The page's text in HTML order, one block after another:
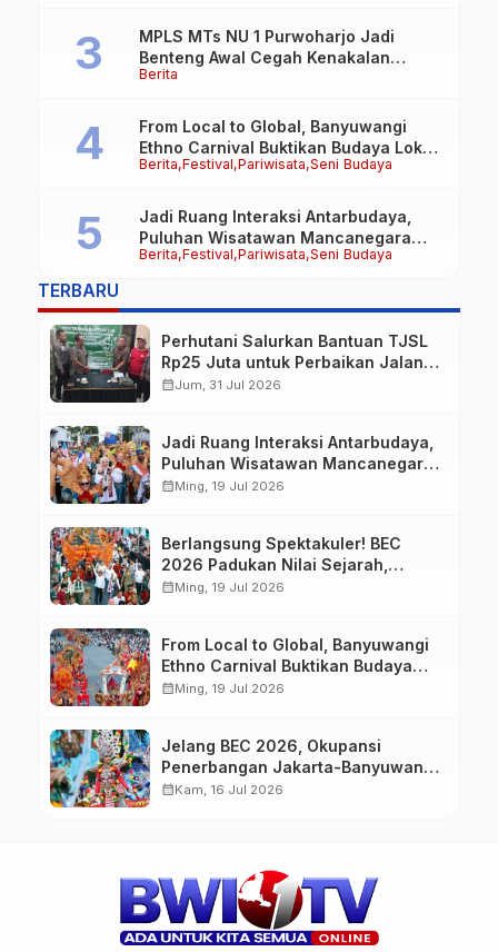
Berita
MPLS MTs NU 1 Purwoharjo Jadi
Benteng Awal Cegah Kenakalan
Remaja, Polsek Purwoharjo Tanamkan
Berita Festival Pariwisata Seni Budaya
From Local to Global, Banyuwangi
Ethno Carnival Buktikan Budaya Lokal
Mampu Mendunia
Berita Festival Pariwisata Seni Budaya
Jadi Ruang Interaksi Antarbudaya,
Puluhan Wisatawan Mancanegara
Meriahkan BEC 2026
TERBARU
Perhutani Salurkan Bantuan TJSL
Rp25 Juta untuk Perbaikan Jalan
Warga Sekitar Hutan di
calendar_monthJum, 31 Jul 2026
Jadi Ruang Interaksi Antarbudaya,
Puluhan Wisatawan Mancanegara
Meriahkan BEC 2026
calendar_monthMing, 19 Jul 2026
Berlangsung Spektakuler! BEC
2026 Padukan Nilai Sejarah,
Budaya, dan Fashion Berkelas
calendar_monthMing, 19 Jul 2026
From Local to Global, Banyuwangi
Ethno Carnival Buktikan Budaya
Lokal Mampu Mendunia
calendar_monthMing, 19 Jul 2026
Jelang BEC 2026, Okupansi
Penerbangan Jakarta-Banyuwangi
Tembus 90 Persen
calendar_monthKam, 16 Jul 2026